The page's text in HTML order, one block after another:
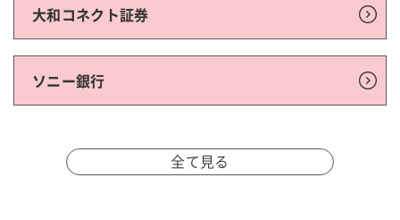
大和コネクト証券
ソニー銀行
全て見る